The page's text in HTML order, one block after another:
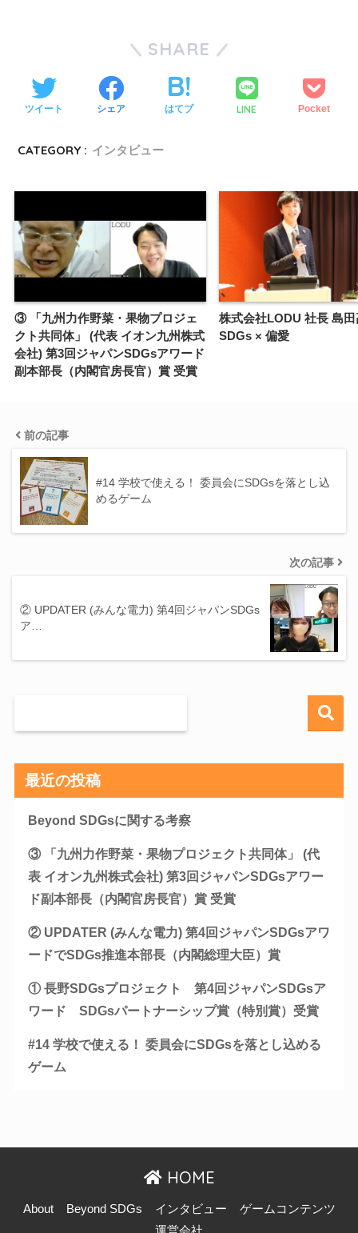
SHARE
ツイート シェア はてブ LINE Pocket
CATEGORY : インタビュー
③ 「九州力作野菜・果物プロジェ
クト共同体」 (代表 イオン九州株式
会社) 第3回ジャパンSDGsアワード
副本部長（内閣官房長官）賞 受賞
株式会社LODU 社長 島
SDGs × 偏愛
前の記事
#14 学校で使える！ 委員会にSDGsを落とし込
めるゲーム
次の記事
② UPDATER (みんな電力) 第4回ジャパンSDGs
ア…
最近の投稿
Beyond SDGsに関する考察
③ 「九州力作野菜・果物プロジェクト共同体」 (代
表 イオン九州株式会社) 第3回ジャパンSDGsアワー
ド副本部長（内閣官房長官）賞 受賞
② UPDATER (みんな電力) 第4回ジャパンSDGsアワ
ードでSDGs推進本部長（内閣総理大臣）賞
① 長野SDGsプロジェクト 第4回ジャパンSDGsア
ワード SDGsパートナーシップ賞（特別賞）受賞
#14 学校で使える！ 委員会にSDGsを落とし込める
ゲーム
HOME
About Beyond SDGs インタビュー
ゲームコンテンツ